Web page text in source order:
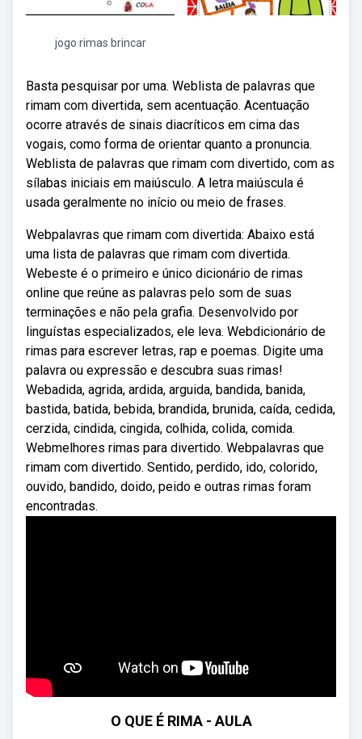
jogo rimas brincar
Basta pesquisar por uma. Weblista de palavras que
rimam com divertida, sem acentuação. Acentuação
ocorre através de sinais diacríticos em cima das
vogais, como forma de orientar quanto a pronuncia.
Weblista de palavras que rimam com divertido, com as
sílabas iniciais em maiúsculo. A letra maiúscula é
usada geralmente no início ou meio de frases.
Webpalavras que rimam com divertida: Abaixo está
uma lista de palavras que rimam com divertida.
Webeste é o primeiro e único dicionário de rimas
online que reúne as palavras pelo som de suas
terminações e não pela grafia. Desenvolvido por
linguístas especializados, ele leva. Webdicionário de
rimas para escrever letras, rap e poemas. Digite uma
palavra ou expressão e descubra suas rimas!
Webadida, agrida, ardida, arguida, bandida, banida,
bastida, batida, bebida, brandida, brunida, caída, cedida,
cerzida, cindida, cingida, colhida, colida, comida.
Webmelhores rimas para divertido. Webpalavras que
rimam com divertido. Sentido, perdido, ido, colorido,
ouvido, bandido, doido, peido e outras rimas foram
encontradas.
O QUE É RIMA - AULA